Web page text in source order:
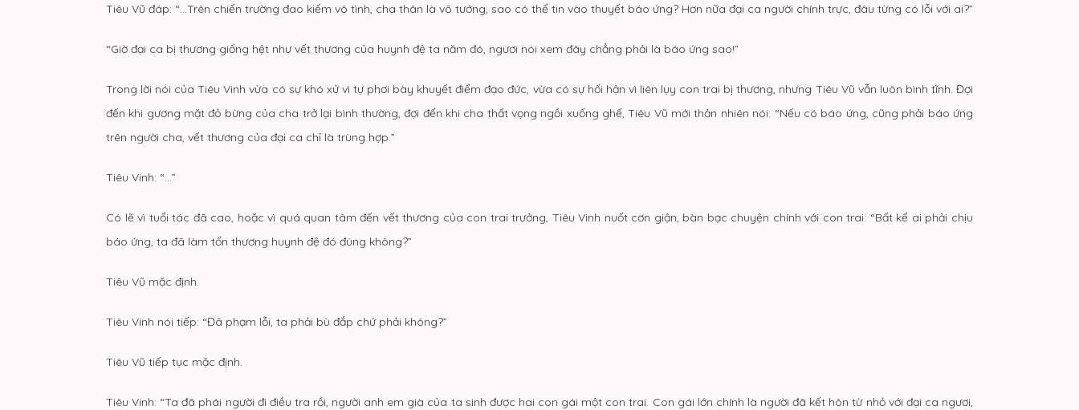
Tiêu Vũ đáp: “…Trên chiến trường đao kiếm vô tình, cha thân là võ tướng, sao có thể tin vào thuyết báo ứng? Hơn nữa đại ca người chính trực, đâu từng có lỗi với ai?”
“Giờ đại ca bị thương giống hệt như vết thương của huynh đệ ta năm đó, ngươi nói xem đây chẳng phải là báo ứng sao!”
Trong lời nói của Tiêu Vinh vừa có sự khó xử vì tự phơi bày khuyết điểm đạo đức, vừa có sự hối hận vì liên lụy con trai bị thương, nhưng Tiêu Vũ vẫn luôn bình tĩnh. Đợi
đến khi gương mặt đỏ bừng của cha trở lại bình thường, đợi đến khi cha thất vọng ngồi xuống ghế, Tiêu Vũ mới thản nhiên nói: “Nếu có báo ứng, cũng phải báo ứng
trên người cha, vết thương của đại ca chỉ là trùng hợp.”
Tiêu Vinh: “…”
Có lẽ vì tuổi tác đã cao, hoặc vì quá quan tâm đến vết thương của con trai trưởng, Tiêu Vinh nuốt cơn giận, bàn bạc chuyện chính với con trai: “Bất kể ai phải chịu
báo ứng, ta đã làm tổn thương huynh đệ đó đúng không?”
Tiêu Vũ mặc định.
Tiêu Vinh nói tiếp: “Đã phạm lỗi, ta phải bù đắp chứ phải không?”
Tiêu Vũ tiếp tục mặc định.
Tiêu Vinh: “Ta đã phái người đi điều tra rồi, người anh em già của ta sinh được hai con gái một con trai. Con gái lớn chính là người đã kết hôn từ nhỏ với đại ca ngươi,